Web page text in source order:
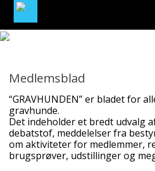
NORDISK MESTERSKAB I
OPRET GRATIS ANNONCE PÅ
OPDRÆTTERVEJVISEREN
Medlemsblad
“GRAVHUNDEN” er bladet for
gravhunde.
Det indeholder et bredt udvalg
debatstof, meddelelser fra
om aktiviteter for medlemmer,
brugsprøver, udstillinger og